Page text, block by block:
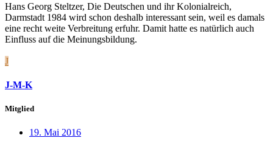
Hans Georg Steltzer, Die Deutschen und ihr Kolonialreich,
Darmstadt 1984 wird schon deshalb interessant sein, weil es damals
eine recht weite Verbreitung erfuhr. Damit hatte es natürlich auch
Einfluss auf die Meinungsbildung.
J
J-M-K
Mitglied
19. Mai 2016